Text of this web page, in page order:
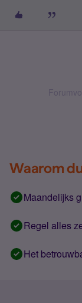
Waarom
Maandelijks
Regel alles
Het